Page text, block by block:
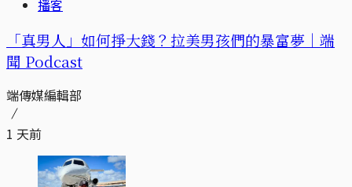
播客
「真男人」如何掙大錢？拉美男孩們的暴富夢｜端
聞 Podcast
端傳媒編輯部
1 天前